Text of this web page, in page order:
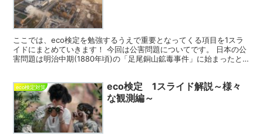
ここでは、eco検定を勉強するうえで重要となってくる項目を1スラ
イドにまとめていきます！ 今回は公害問題についてです。 日本の公
害問題は明治中期(1880年頃)の「足尾銅山鉱毒事件」に始まったと
eco検定対策
eco検定 1スライド解説～様々
な観測編～